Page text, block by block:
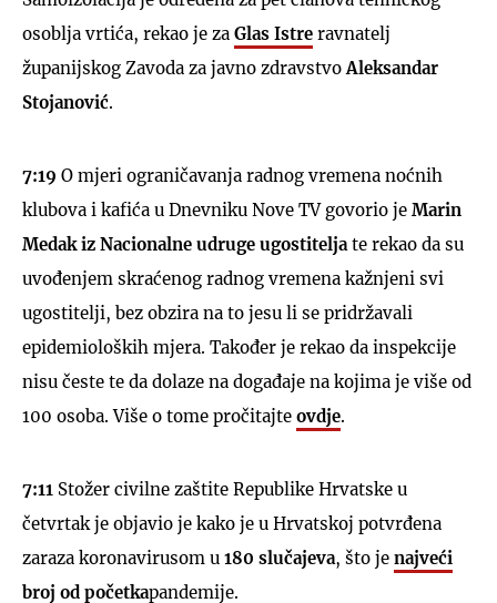
osoblja vrtića, rekao je za Glas Istre ravnatelj
županijskog Zavoda za javno zdravstvo Aleksandar
Stojanović.
7:19 O mjeri ograničavanja radnog vremena noćnih
klubova i kafića u Dnevniku Nove TV govorio je Marin
Medak iz Nacionalne udruge ugostitelja te rekao da su
uvođenjem skraćenog radnog vremena kažnjeni svi
ugostitelji, bez obzira na to jesu li se pridržavali
epidemioloških mjera. Također je rekao da inspekcije
nisu česte te da dolaze na događaje na kojima je više od
100 osoba. Više o tome pročitajte ovdje.
7:11 Stožer civilne zaštite Republike Hrvatske u
četvrtak je objavio je kako je u Hrvatskoj potvrđena
zaraza koronavirusom u 180 slučajeva, što je najveći
broj od početkapandemije.